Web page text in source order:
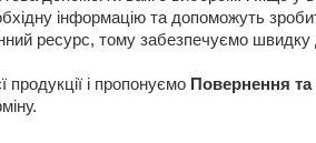
інформацію та допоможуть
ресурс, тому забезпечуємо швидку
продукції і пропонуємо Повернення та